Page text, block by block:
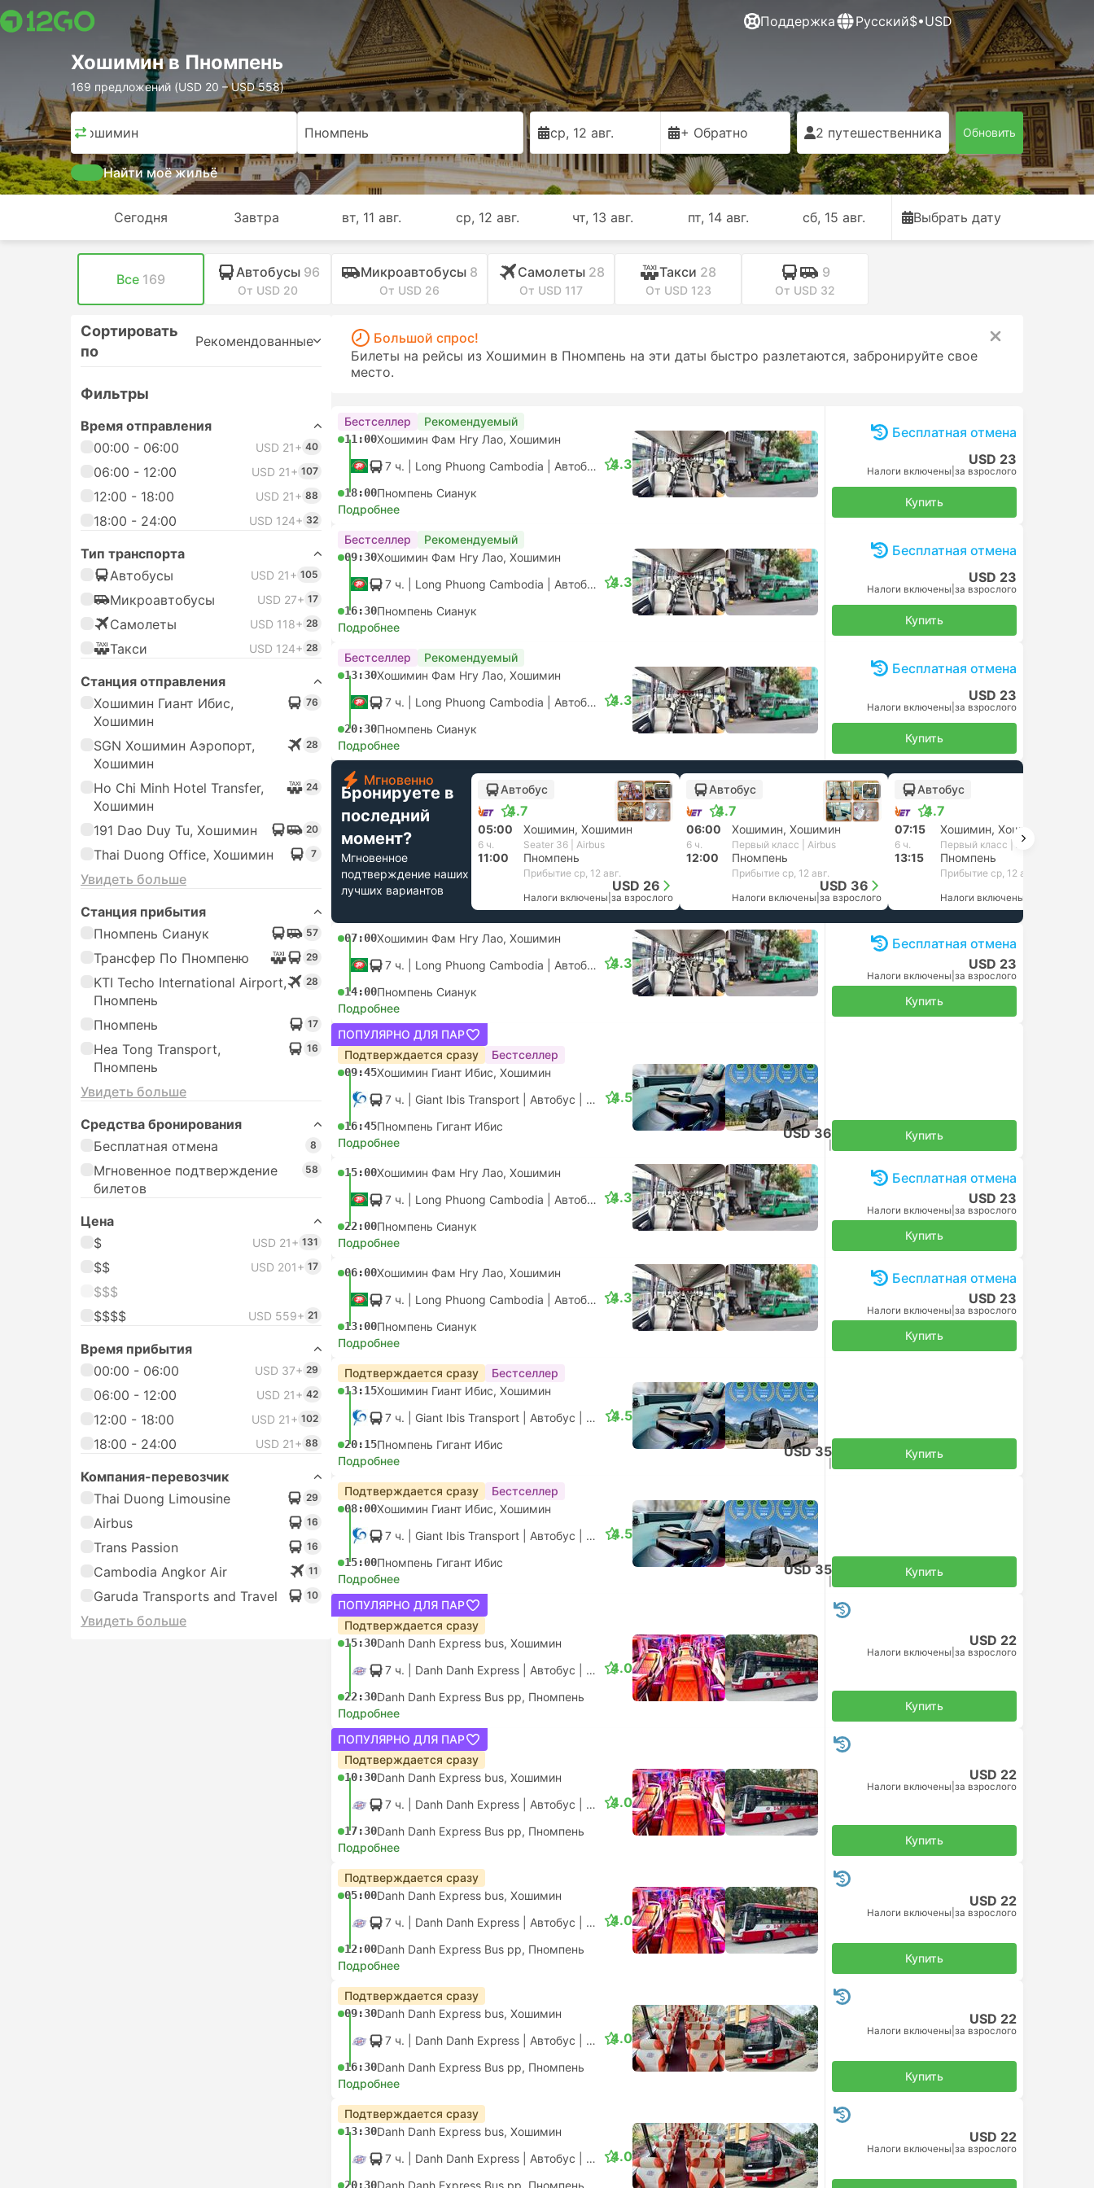
Поддержка Русский$•USD
Хошимин в Пномпень
169 предложений (USD 20 – USD 558)
Хошимин Пномпень ср, 12 авг. + Обратно 2 путешественника Обновить
Найти моё жильё
Сегодня Завтра вт, 11 авг. ср, 12 авг. чт, 13 авг. пт, 14 авг. сб, 15 авг. Выбрать дату
Все 169 Автобусы 96
От USD 20
Микроавтобусы 8
От USD 26
Самолеты 28
От USD 117
Такси 28
От USD 123
9
От USD 32
Сортировать
по
Рекомендованные
Фильтры
Время отправления
00:00 - 06:00
USD 21+ 40
06:00 - 12:00 USD 21+ 107
12:00 - 18:00 USD 21+ 88
18:00 - 24:00 USD 124+ 32
Тип транспорта
Автобусы
USD 21+ 105
Микроавтобусы USD 27+ 17
Самолеты USD 118+ 28
Такси USD 124+ 28
Станция отправления
Хошимин Гиант Ибис,
Хошимин
76
SGN Хошимин Аэропорт,
Хошимин
28
Ho Chi Minh Hotel Transfer,
Хошимин
24
191 Dao Duy Tu, Хошимин 20
Thai Duong Office, Хошимин 7
Увидеть больше
Станция прибытия
Пномпень Сианук
57
Трансфер По Пномпеню 29
KTI Techo International Airport,
Пномпень
28
Пномпень 17
Hea Tong Transport,
Пномпень
16
Увидеть больше
Средства бронирования
Бесплатная отмена
8
Мгновенное подтверждение
билетов
58
Цена
$
USD 21+ 131
$$ USD 201+ 17
$$$
$$$$
USD 559+ 21
Время прибытия
00:00 - 06:00
USD 37+ 29
06:00 - 12:00 USD 21+ 42
12:00 - 18:00 USD 21+ 102
18:00 - 24:00 USD 21+ 88
Компания-перевозчик
Thai Duong Limousine
29
Airbus 16
Trans Passion 16
Cambodia Angkor Air 11
Garuda Transports and Travel 10
Увидеть больше
Большой спрос!
Билеты на рейсы из Хошимин в Пномпень на эти даты быстро разлетаются, забронируйте свое
место.
Бестселлер Рекомендуемый
11:00Хошимин Фам Нгу Лао, Хошимин
7 ч. | Long Phuong Cambodia Автобус |Люкс
18:00Пномпень Сианук
4.3
Подробнее
Бесплатная отмена
USD 23
Налоги включены за взрослого
Купить
Бестселлер Рекомендуемый
09:30Хошимин Фам Нгу Лао, Хошимин
7 ч. | Long Phuong Cambodia Автобус |Люкс
16:30Пномпень Сианук
4.3
Подробнее
Бесплатная отмена
USD 23
Налоги включены за взрослого
Купить
Бестселлер Рекомендуемый
13:30Хошимин Фам Нгу Лао, Хошимин
7 ч. | Long Phuong Cambodia Автобус |Люкс
20:30Пномпень Сианук
4.3
Подробнее
Бесплатная отмена
USD 23
Налоги включены за взрослого
Купить
Мгновенно
Бронируете в
последний
момент?
Мгновенное
подтверждение наших
лучших вариантов
Автобус
4.7
+1
05:00 Хошимин, Хошимин
6 ч. Seater 36 | Airbus
11:00 Пномпень
Прибытие ср, 12 авг.
USD 26
Налоги включены за взрослого
Автобус
4.7
+1
06:00 Хошимин, Хошимин
6 ч. Первый класс | Airbus
12:00 Пномпень
Прибытие ср, 12 авг.
USD 36
Налоги включены за взрослого
Автобус
4.7
07:15 Хошимин, Хошимин
6 ч. Первый класс | Airbus
13:15 Пномпень
Прибытие ср, 12 авг.
Налоги включены
07:00Хошимин Фам Нгу Лао, Хошимин
7 ч. | Long Phuong Cambodia Автобус |Люкс
14:00Пномпень Сианук
4.3
Подробнее
Бесплатная отмена
USD 23
Налоги включены за взрослого
Купить
ПОПУЛЯРНО ДЛЯ ПАР
Подтверждается сразу
Бестселлер
09:45Хошимин Гиант Ибис, Хошимин
7 ч. | Giant Ibis Transport Автобус Exclusive VIP Seater
16:45Пномпень Гигант Ибис
4.5
Подробнее
USD 36
Налоги включены
Купить
15:00Хошимин Фам Нгу Лао, Хошимин
7 ч. | Long Phuong Cambodia Автобус |Люкс
22:00Пномпень Сианук
4.3
Подробнее
Бесплатная отмена
USD 23
Налоги включены за взрослого
Купить
06:00Хошимин Фам Нгу Лао, Хошимин
7 ч. | Long Phuong Cambodia Автобус |Люкс
13:00Пномпень Сианук
4.3
Подробнее
Бесплатная отмена
USD 23
Налоги включены за взрослого
Купить
Подтверждается сразу Бестселлер
13:15Хошимин Гиант Ибис, Хошимин
7 ч. | Giant Ibis Transport Автобус Exclusive VIP Seater
20:15Пномпень Гигант Ибис
4.5
Подробнее
USD 35
Налоги включены
Купить
Подтверждается сразу Бестселлер
08:00Хошимин Гиант Ибис, Хошимин
7 ч. | Giant Ibis Transport Автобус Exclusive VIP Seater
15:00Пномпень Гигант Ибис
4.5
Подробнее
USD 35
Налоги включены
Купить
ПОПУЛЯРНО ДЛЯ ПАР
Подтверждается сразу
15:30Danh Danh Express bus, Хошимин
7 ч. | Danh Danh Express Автобус Sleeper Bus
22:30Danh Danh Express Bus pp, Пномпень
4.0
Подробнее
USD 22
Налоги включены за взрослого
Купить
ПОПУЛЯРНО ДЛЯ ПАР
Подтверждается сразу
10:30Danh Danh Express bus, Хошимин
7 ч. | Danh Danh Express Автобус Sleeper Bus
17:30Danh Danh Express Bus pp, Пномпень
4.0
Подробнее
USD 22
Налоги включены за взрослого
Купить
Подтверждается сразу
05:00Danh Danh Express bus, Хошимин
7 ч. | Danh Danh Express Автобус Sleeper Bus
12:00Danh Danh Express Bus pp, Пномпень
4.0
Подробнее
USD 22
Налоги включены за взрослого
Купить
Подтверждается сразу
09:30Danh Danh Express bus, Хошимин
7 ч. | Danh Danh Express Автобус VIP Bus
16:30Danh Danh Express Bus pp, Пномпень
4.0
Подробнее
USD 22
Налоги включены за взрослого
Купить
Подтверждается сразу
13:30Danh Danh Express bus, Хошимин
7 ч. | Danh Danh Express Автобус VIP Bus
20:30Danh Danh Express Bus pp, Пномпень
4.0
USD 22
Налоги включены за взрослого